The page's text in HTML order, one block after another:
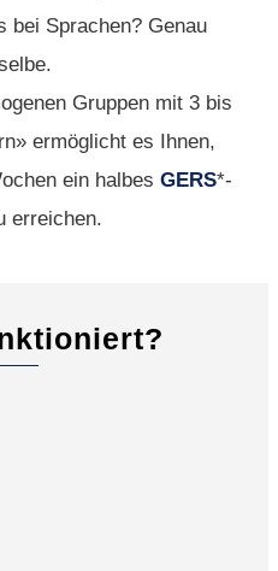
bei Sprachen? Genau
Gruppen mit 3 bis
ermöglicht es Ihnen,
ein halbes GERS*-
erreichen.